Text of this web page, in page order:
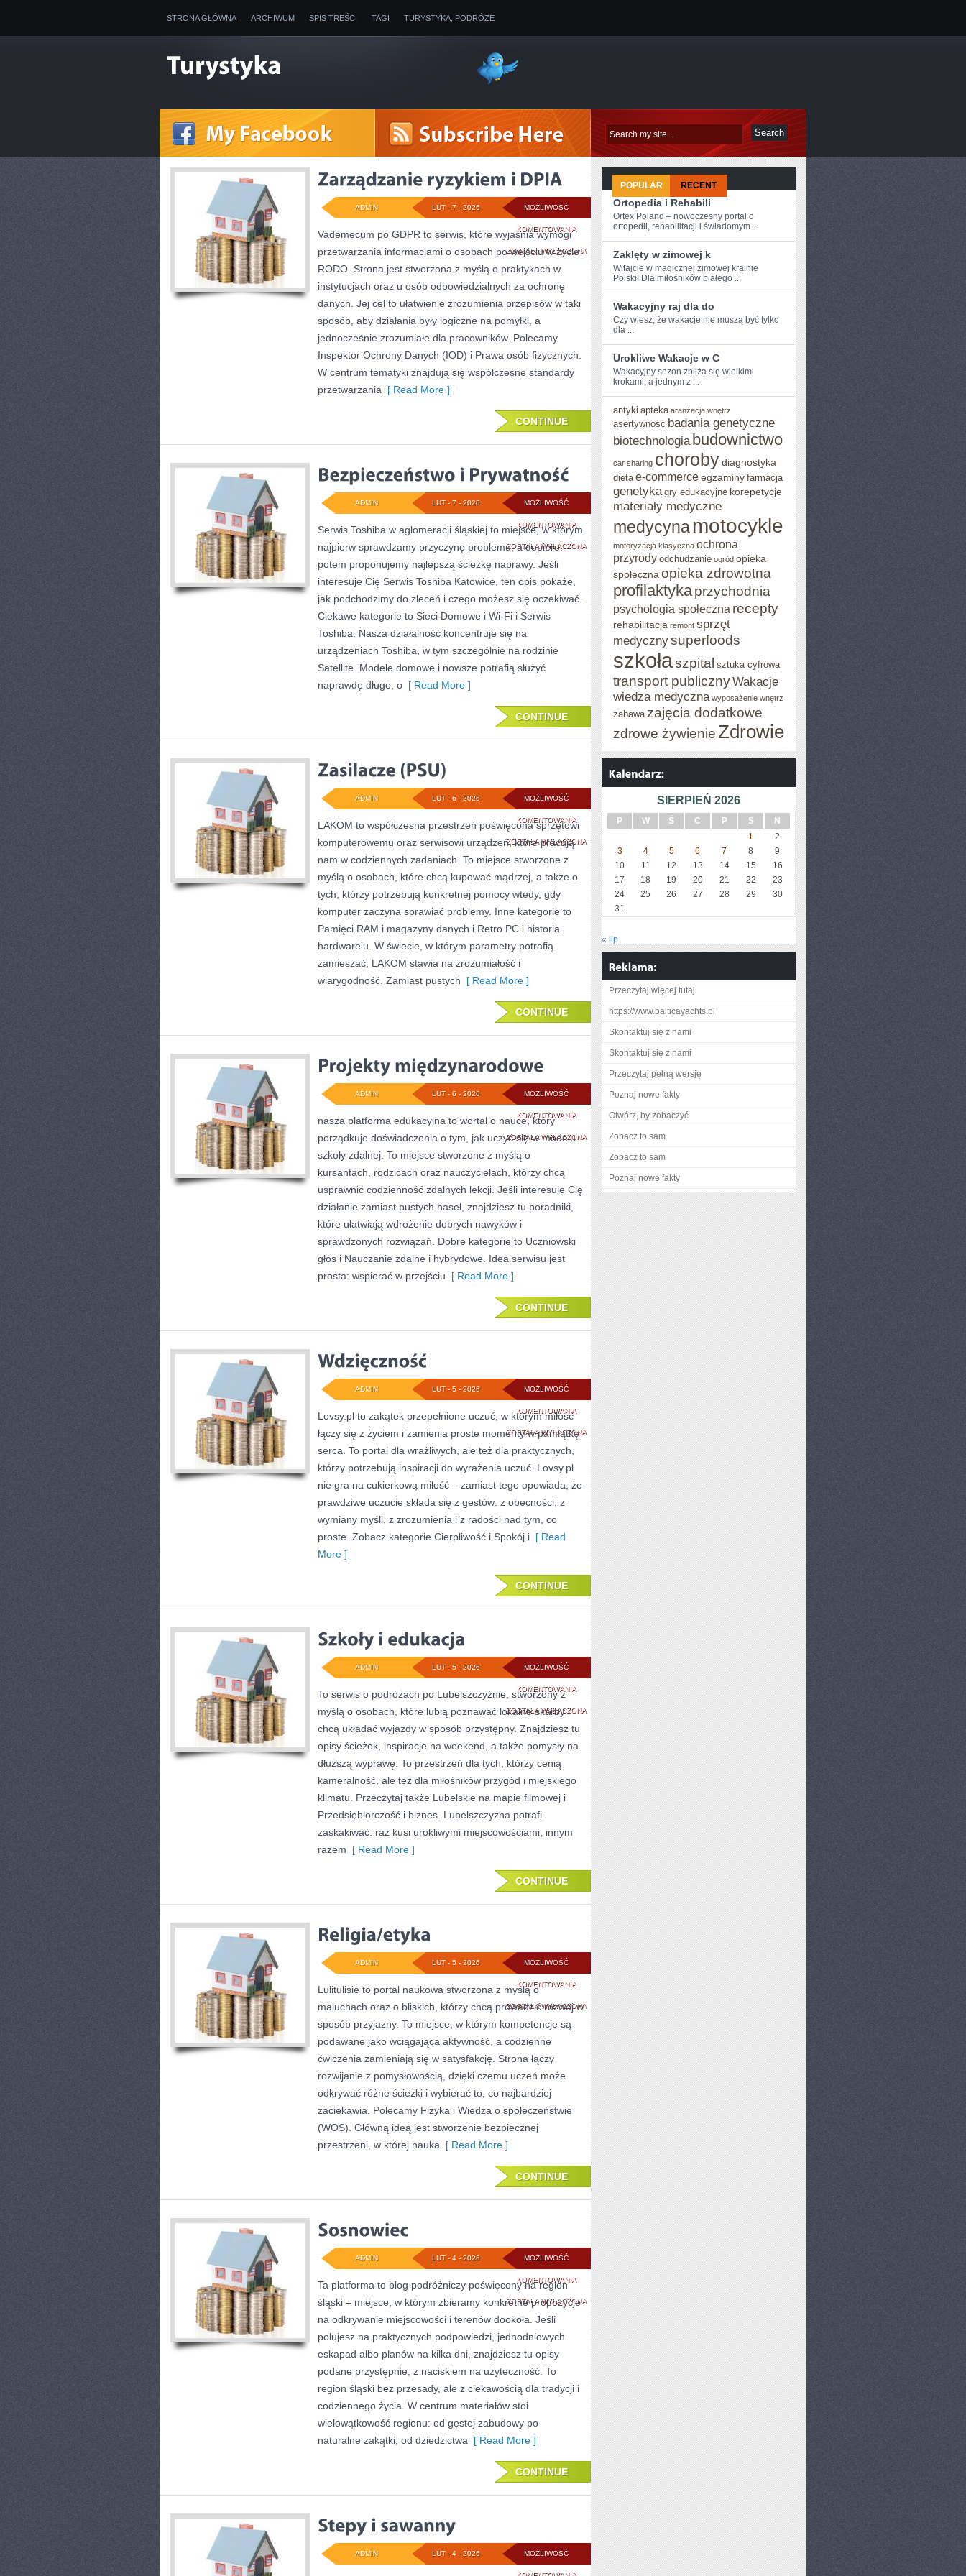
STRONA GŁÓWNA ARCHIWUM SPIS TREŚCI TAGI TURYSTYKA, PODRÓŻE
MOŻLIWOŚĆ
KOMENTOWANIAZARZĄDZANIE
RYZYKIEM
DPIA
ZOSTAŁA WYŁĄCZONA
LUT - 7 - 2026
ADMIN
Vademecum po GDPR to serwis, które wyjaśnia wymogi
przetwarzania informacjami o osobach po wejściu w życie
RODO. Strona jest stworzona z myślą o praktykach w
instytucjach oraz u osób odpowiedzialnych za ochronę
danych. Jej cel to ułatwienie zrozumienia przepisów w taki
sposób, aby działania były logiczne na pomyłki, a
jednocześnie zrozumiałe dla pracowników. Polecamy
Inspektor Ochrony Danych (IOD) i Prawa osób fizycznych.
W centrum tematyki znajdują się współczesne standardy
przetwarzania [ Read More ]
CONTINUE
MOŻLIWOŚĆ
KOMENTOWANIABEZPIECZEŃSTWO
I
PRYWATNOŚĆ
ZOSTAŁA WYŁĄCZONA
LUT - 7 - 2026
ADMIN
Serwis Toshiba w aglomeracji śląskiej to miejsce, w którym
najpierw sprawdzamy przyczynę problemu, a dopiero
potem proponujemy najlepszą ścieżkę naprawy. Jeśli
interesuje Cię Serwis Toshiba Katowice, ten opis pokaże,
jak podchodzimy do zleceń i czego możesz się oczekiwać.
Ciekawe kategorie to Sieci Domowe i Wi-Fi i Serwis
Toshiba. Nasza działalność koncentruje się na
urządzeniach Toshiba, w tym szczególnie na rodzinie
Satellite. Modele domowe i nowsze potrafią służyć
naprawdę długo, o [ Read More ]
CONTINUE
MOŻLIWOŚĆ
KOMENTOWANIAZASILACZE
(PSU)
ZOSTAŁA WYŁĄCZONA
LUT - 6 - 2026
ADMIN
LAKOM to współczesna przestrzeń poświęcona sprzętowi
komputerowemu oraz serwisowi urządzeń, które pracują
nam w codziennych zadaniach. To miejsce stworzone z
myślą o osobach, które chcą kupować mądrzej, a także o
tych, którzy potrzebują konkretnej pomocy wtedy, gdy
komputer zaczyna sprawiać problemy. Inne kategorie to
Pamięci RAM i magazyny danych i Retro PC i historia
hardware’u. W świecie, w którym parametry potrafią
zamieszać, LAKOM stawia na zrozumiałość i
wiarygodność. Zamiast pustych [ Read More ]
CONTINUE
MOŻLIWOŚĆ
KOMENTOWANIAPROJEKTY
MIĘDZYNARODOWE
ZOSTAŁA WYŁĄCZONA
LUT - 6 - 2026
ADMIN
nasza platforma edukacyjna to wortal o nauce, który
porządkuje doświadczenia o tym, jak uczyć się w modelu
szkoły zdalnej. To miejsce stworzone z myślą o
kursantach, rodzicach oraz nauczycielach, którzy chcą
usprawnić codzienność zdalnych lekcji. Jeśli interesuje Cię
działanie zamiast pustych haseł, znajdziesz tu poradniki,
które ułatwiają wdrożenie dobrych nawyków i
sprawdzonych rozwiązań. Dobre kategorie to Uczniowski
głos i Nauczanie zdalne i hybrydowe. Idea serwisu jest
prosta: wspierać w przejściu [ Read More ]
CONTINUE
MOŻLIWOŚĆ
KOMENTOWANIAWDZIĘCZNOŚĆ
ZOSTAŁA WYŁĄCZONA
LUT - 5 - 2026
ADMIN
Lovsy.pl to zakątek przepełnione uczuć, w którym miłość
łączy się z życiem i zamienia proste momenty w pamiątkę
serca. To portal dla wrażliwych, ale też dla praktycznych,
którzy potrzebują inspiracji do wyrażenia uczuć. Lovsy.pl
nie gra na cukierkową miłość – zamiast tego opowiada, że
prawdziwe uczucie składa się z gestów: z obecności, z
wymiany myśli, z zrozumienia i z radości nad tym, co
proste. Zobacz kategorie Cierpliwość i Spokój i [ Read
More ]
CONTINUE
MOŻLIWOŚĆ
KOMENTOWANIASZKOŁY
I
EDUKACJA
ZOSTAŁA WYŁĄCZONA
LUT - 5 - 2026
ADMIN
To serwis o podróżach po Lubelszczyźnie, stworzony z
myślą o osobach, które lubią poznawać lokalne skarby i
chcą układać wyjazdy w sposób przystępny. Znajdziesz tu
opisy ścieżek, inspiracje na weekend, a także pomysły na
dłuższą wyprawę. To przestrzeń dla tych, którzy cenią
kameralność, ale też dla miłośników przygód i miejskiego
klimatu. Przeczytaj także Lubelskie na mapie filmowej i
Przedsiębiorczość i biznes. Lubelszczyzna potrafi
zaskakiwać: raz kusi urokliwymi miejscowościami, innym
razem [ Read More ]
CONTINUE
MOŻLIWOŚĆ
KOMENTOWANIARELIGIA/ETYKA
ZOSTAŁA WYŁĄCZONA
LUT - 5 - 2026
ADMIN
Lulitulisie to portal naukowa stworzona z myślą o
maluchach oraz o bliskich, którzy chcą prowadzić rozwój w
sposób przyjazny. To miejsce, w którym kompetencje są
podawane jako wciągająca aktywność, a codzienne
ćwiczenia zamieniają się w satysfakcję. Strona łączy
rozwijanie z pomysłowością, dzięki czemu uczeń może
odkrywać różne ścieżki i wybierać to, co najbardziej
zaciekawia. Polecamy Fizyka i Wiedza o społeczeństwie
(WOS). Główną ideą jest stworzenie bezpiecznej
przestrzeni, w której nauka [ Read More ]
CONTINUE
MOŻLIWOŚĆ
KOMENTOWANIASOSNOWIEC
ZOSTAŁA WYŁĄCZONA
LUT - 4 - 2026
ADMIN
Ta platforma to blog podróżniczy poświęcony na region
śląski – miejsce, w którym zbieramy konkretne propozycje
na odkrywanie miejscowości i terenów dookoła. Jeśli
polujesz na praktycznych podpowiedzi, jednodniowych
eskapad albo planów na kilka dni, znajdziesz tu opisy
podane przystępnie, z naciskiem na użyteczność. To
region śląski bez przesady, ale z ciekawością dla tradycji i
codziennego życia. W centrum materiałów stoi
wielowątkowość regionu: od gęstej zabudowy po
naturalne zakątki, od dziedzictwa [ Read More ]
CONTINUE
MOŻLIWOŚĆ
STEPY
LUT - 4 - 2026
ADMIN
POPULAR RECENT
Ortopedia i Rehabili
Ortex Poland – nowoczesny portal o
ortopedii, rehabilitacji i świadomym ...
Zaklęty w zimowej k
Witajcie w magicznej zimowej krainie
Polski! Dla miłośników białego ...
Wakacyjny raj dla do
Czy wiesz, ⁤że wakacje nie muszą być ​tylko
dla ...
Urokliwe Wakacje w C
Wakacyjny sezon zbliża ‌się ⁣wielkimi
‍krokami, a jednym z ...
antyki apteka aranżacja wnętrz
asertywność badania genetyczne
biotechnologia budownictwo
car sharing chorobydiagnostyka
dieta e-commerceegzaminy farmacja
genetyka gry edukacyjne korepetycje
materiały medyczne
medycynamotocykle
motoryzacja klasyczna ochrona
przyrody odchudzanie ogród opieka
społeczna opieka zdrowotna
profilaktykaprzychodnia
psychologia społeczna recepty
rehabilitacja remont sprzęt
medycznysuperfoods
szkołaszpital sztuka cyfrowa
transport publicznyWakacje
wiedza medyczna wyposażenie wnętrz
zabawa zajęcia dodatkowe
zdrowe żywienieZdrowie
SIERPIEŃ 2026
P W Ś C P S
N
1
2
3
4 5 6 7 8
9
10
11 12 13 14 15
16
17
18 19 20 21 22
23
24
25 26 27 28 29
30
31
« lip
Przeczytaj więcej tutaj
https://www.balticayachts.pl
Skontaktuj się z nami
Skontaktuj się z nami
Przeczytaj pełną wersję
Poznaj nowe fakty
Otwórz, by zobaczyć
Zobacz to sam
Zobacz to sam
Poznaj nowe fakty